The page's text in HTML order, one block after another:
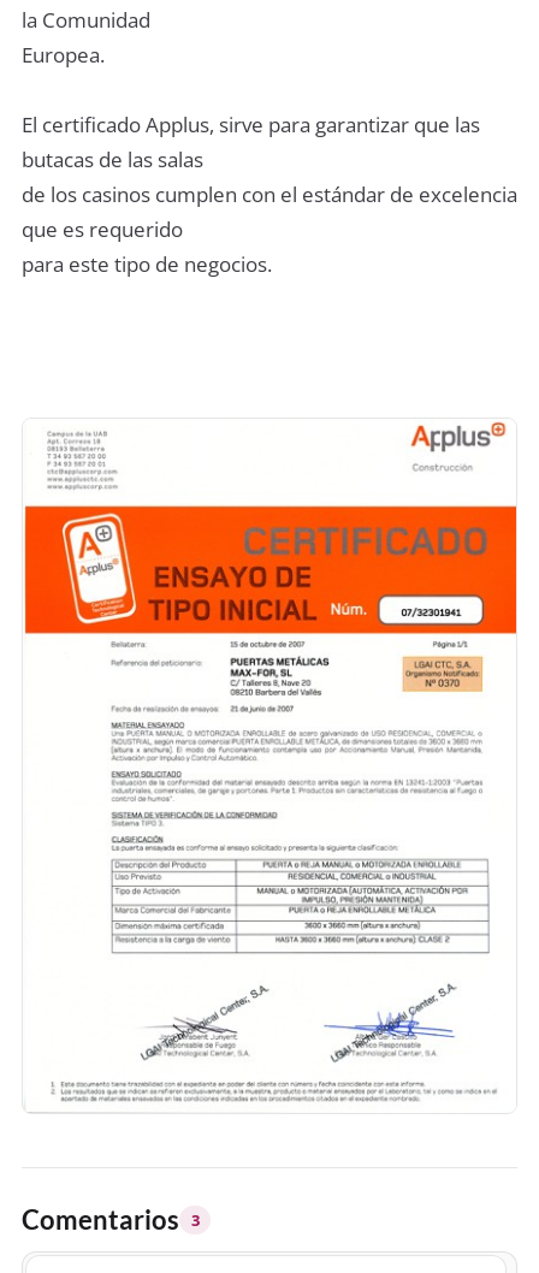
la Comunidad
Europea.
El certificado Applus, sirve para garantizar que las
butacas de las salas
de los casinos cumplen con el estándar de excelencia
que es requerido
para este tipo de negocios.
Comentarios 3